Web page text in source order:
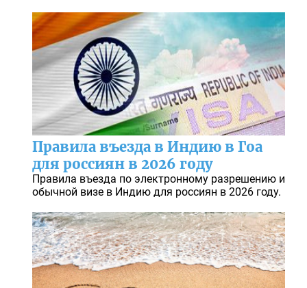
Правила въезда в Индию в Гоа
для россиян в 2026 году
Правила въезда по электронному разрешению и
обычной визе в Индию для россиян в 2026 году.